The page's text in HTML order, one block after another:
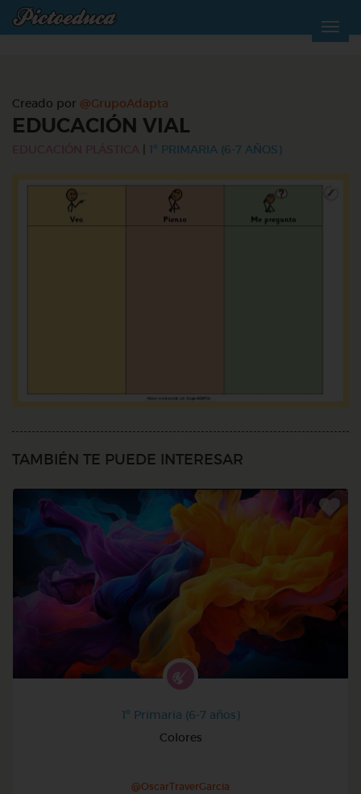
Creado por @GrupoAdapta
EDUCACIÓN VIAL
EDUCACIÓN PLÁSTICA 1º PRIMARIA (6-7 AÑOS)
TAMBIÉN TE PUEDE INTERESAR
1º Primaria (6-7 años)
Colores
@OscarTraverGarcia